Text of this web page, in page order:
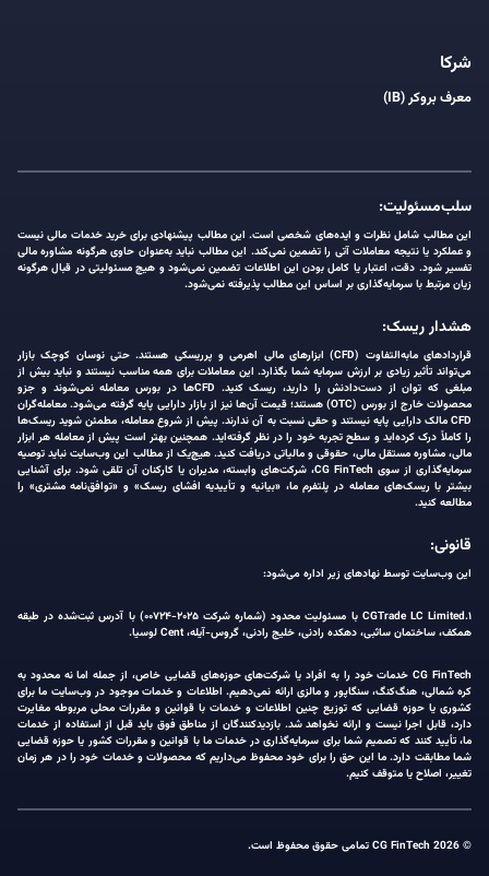
شرکا
معرف بروکر (IB)
سلب‌مسئولیت:
این مطالب شامل نظرات و ایده‌های شخصی است. این مطالب پیشنهادی برای خرید خدمات مالی نیست
و عملکرد یا نتیجه معاملات آتی را تضمین نمی‌کند. این مطالب نباید به‌عنوان حاوی هرگونه مشاوره مالی
تفسیر شود. دقت، اعتبار یا کامل بودن این اطلاعات تضمین نمی‌شود و هیچ مسئولیتی در قبال هرگونه
زیان مرتبط با سرمایه‌گذاری بر اساس این مطالب پذیرفته نمی‌شود.
هشدار ریسک:
قراردادهای مابه‌التفاوت (CFD) ابزارهای مالی اهرمی و پرریسکی هستند. حتی نوسان کوچک بازار
می‌تواند تأثیر زیادی بر ارزش سرمایه شما بگذارد. این معاملات برای همه مناسب نیستند و نباید بیش از
مبلغی که توان از دست‌دادنش را دارید، ریسک کنید. CFDها در بورس معامله نمی‌شوند و جزو
محصولات خارج از بورس (OTC) هستند؛ قیمت آن‌ها نیز از بازار دارایی پایه گرفته می‌شود. معامله‌گران
CFD مالک دارایی پایه نیستند و حقی نسبت به آن ندارند. پیش از شروع معامله، مطمئن شوید ریسک‌ها
را کاملاً درک کرده‌اید و سطح تجربه خود را در نظر گرفته‌اید. همچنین بهتر است پیش از معامله هر ابزار
مالی، مشاوره مستقل مالی، حقوقی و مالیاتی دریافت کنید. هیچ‌یک از مطالب این وب‌سایت نباید توصیه
سرمایه‌گذاری از سوی CG FinTech، شرکت‌های وابسته، مدیران یا کارکنان آن تلقی شود. برای آشنایی
بیشتر با ریسک‌های معامله در پلتفرم ما، «بیانیه و تأییدیه افشای ریسک» و «توافق‌نامه مشتری» را
مطالعه کنید.
قانونی:
این وب‌سایت توسط نهادهای زیر اداره می‌شود:
۱.CGTrade LC Limited با مسئولیت محدود (شماره شرکت ۲۰۲۵-۰۰۷۲۴) با آدرس ثبت‌شده در طبقه
همکف، ساختمان ساثبی، دهکده رادنی، خلیج رادنی، گروس-آیله، Cent لوسیا.
CG FinTech خدمات خود را به افراد یا شرکت‌های حوزه‌های قضایی خاص، از جمله اما نه محدود به
کره شمالی، هنگ‌کنگ، سنگاپور و مالزی ارائه نمی‌دهیم. اطلاعات و خدمات موجود در وب‌سایت ما برای
کشوری یا حوزه قضایی که توزیع چنین اطلاعات و خدمات با قوانین و مقررات محلی مربوطه مغایرت
دارد، قابل اجرا نیست و ارائه نخواهد شد. بازدیدکنندگان از مناطق فوق باید قبل از استفاده از خدمات
ما، تأیید کنند که تصمیم شما برای سرمایه‌گذاری در خدمات ما با قوانین و مقررات کشور یا حوزه قضایی
شما مطابقت دارد. ما این حق را برای خود محفوظ می‌داریم که محصولات و خدمات خود را در هر زمان
تغییر، اصلاح یا متوقف کنیم.
© 2026 CG FinTech تمامی حقوق محفوظ است.